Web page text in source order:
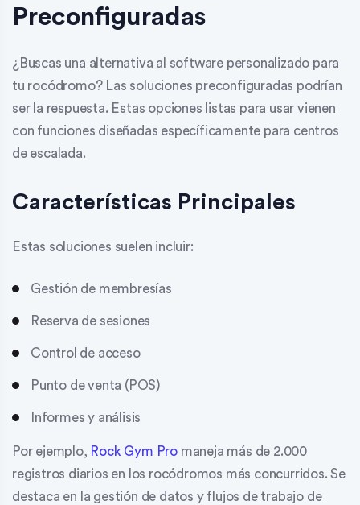
Preconfiguradas
¿Buscas una alternativa al software personalizado para
tu rocódromo? Las soluciones preconfiguradas podrían
ser la respuesta. Estas opciones listas para usar vienen
con funciones diseñadas específicamente para centros
de escalada.
Características Principales
Estas soluciones suelen incluir:
Gestión de membresías
Reserva de sesiones
Control de acceso
Punto de venta (POS)
Informes y análisis
Por ejemplo, Rock Gym Pro maneja más de 2.000
registros diarios en los rocódromos más concurridos. Se
destaca en la gestión de datos y flujos de trabajo de